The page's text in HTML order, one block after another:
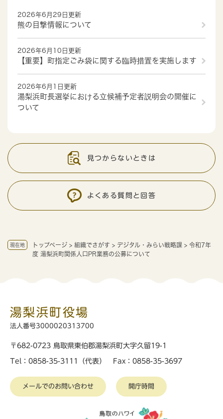
現在地 トップページ > 組織でさがす > デジタル・みらい戦略課 > 令和7年
度 湯梨浜町関係人口PR業務の公募について
2026年6月29日更新
熊の目撃情報について
2026年6月10日更新
【重要】町指定ごみ袋に関する臨時措置を実施します
2026年6月1日更新
湯梨浜町長選挙における立候補予定者説明会の開催に
ついて
見つからないときは
よくある質問と回答
湯梨浜町役場
法人番号3000020313700
〒682-0723 鳥取県東伯郡湯梨浜町大字久留19-1
Tel：0858-35-3111（代表） Fax：0858-35-3697
メールでのお問い合わせ 開庁時間